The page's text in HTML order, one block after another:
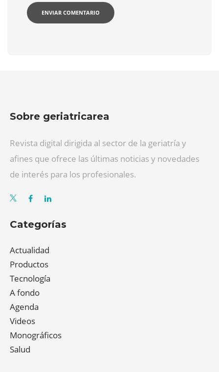
Sobre geriatricarea
Revista digital dirigida al sector de la geriatría y
afines que ofrece las últimas noticias y novedades
de interés para los profesionales.
Categorías
Actualidad
Productos
Tecnología
A fondo
Agenda
Videos
Monográficos
Salud